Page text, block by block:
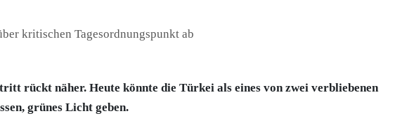
rückt näher. Heute könnte die Türkei als eines von zwei verbliebenen
grünes Licht geben.